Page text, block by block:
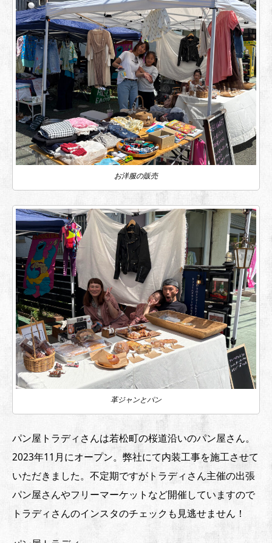
お洋服の販売
革ジャンとパン
パン屋トラディさんは若松町の桜道沿いのパン屋さん。
2023年11月にオープン。弊社にて内装工事を施工させて
いただきました。不定期ですがトラディさん主催の出張
パン屋さんやフリーマーケットなど開催していますので
トラディさんのインスタのチェックも見逃せません！